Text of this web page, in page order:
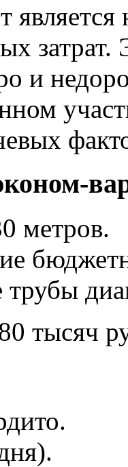
и
метров.
трубы
тысяч